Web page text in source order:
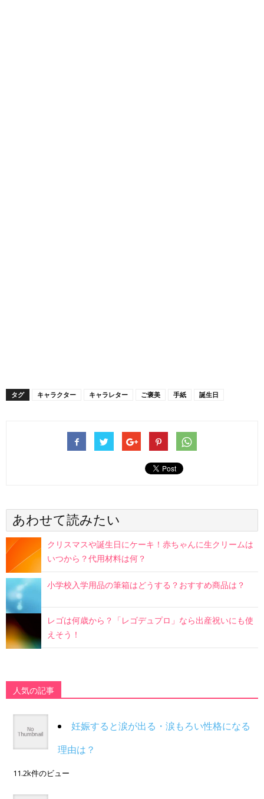
タグ キャラクター キャラレター ご褒美 手紙 誕生日
あわせて読みたい
クリスマスや誕生日にケーキ！赤ちゃんに生クリームは
いつから？代用材料は何？
小学校入学用品の筆箱はどうする？おすすめ商品は？
レゴは何歳から？「レゴデュプロ」なら出産祝いにも使
えそう！
人気の記事
妊娠すると涙が出る・涙もろい性格になる
理由は？
11.2k件のビュー